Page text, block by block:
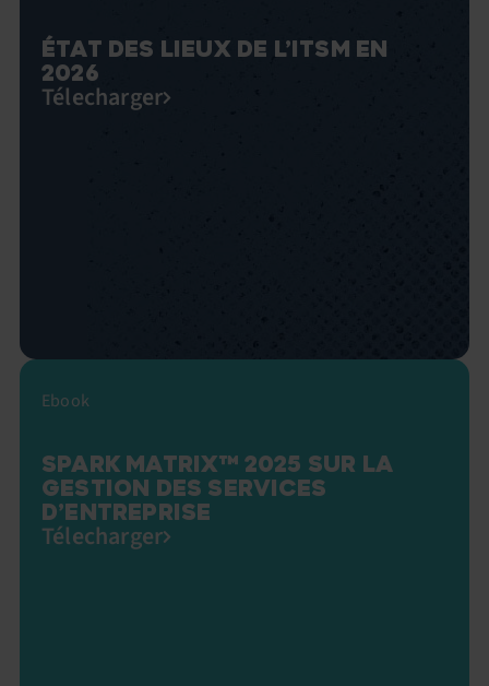
ÉTAT DES LIEUX DE L’ITSM EN
2026
Télecharger
Ebook
SPARK MATRIX™ 2025 SUR LA
GESTION DES SERVICES
D’ENTREPRISE
Télecharger